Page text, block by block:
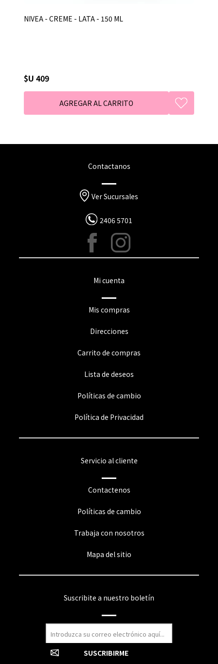
NIVEA - CREME - LATA - 150 ML
$U 409
Contactanos
Ver Sucursales
2406 5701
Mi cuenta
Mis compras
Direcciones
Carrito de compras
Lista de deseos
Políticas de cambio
Política de Privacidad
Servicio al cliente
Contactenos
Políticas de cambio
Trabaja con nosotros
Mapa del sitio
Suscribite a nuestro boletín